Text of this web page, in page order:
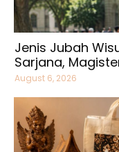
Jenis Jubah
Sarjana,
August 6, 2026